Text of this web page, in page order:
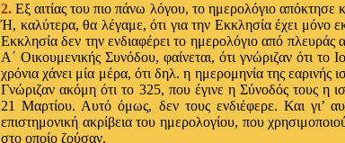
2. Εξ αιτίας του πιο πάνω λόγου, το ημερολόγιο απόκτησε
Ή, καλύτερα, θα λέγαμε, ότι για την Εκκλησία έχει μόνο
Εκκλησία δεν την ενδιαφέρει το ημερολόγιο από πλευράς
Α΄ Οικουμενικής Συνόδου, φαίνεται, ότι γνώριζαν ότι το
χρόνια χάνει μία μέρα, ότι δηλ. η ημερομηνία της εαρινής
Γνώριζαν ακόμη ότι το 325, που έγινε η Σύνοδός τους η
21 Μαρτίου. Αυτό όμως, δεν τους ενδιέφερε. Και γι’
επιστημονική ακρίβεια του ημερολογίου, που
στο οποίο ζούσαν.